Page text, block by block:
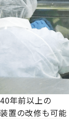
40年前以上の
装置の改修も可能